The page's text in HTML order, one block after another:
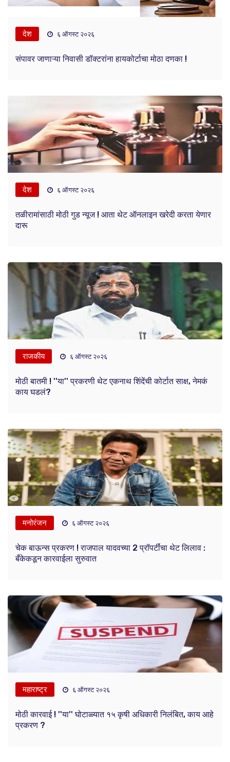
देश ६ ऑगस्ट २०२६
संपावर जाणाऱ्या निवासी डॉक्टरांना हायकोर्टाचा मोठा दणका !
देश ६ ऑगस्ट २०२६
तळीरामांसाठी मोठी गुड न्यूज ! आता थेट ऑनलाइन खरेदी करता येणार
दारू
राजकीय ६ ऑगस्ट २०२६
मोठी बातमी ! ''या'' प्रकरणी थेट एकनाथ शिंदेंची कोर्टात साक्ष, नेमकं
काय घडलं?
मनोरंजन ६ ऑगस्ट २०२६
चेक बाऊन्स प्रकरण ! राजपाल यादवच्या 2 प्रॉपर्टींचा थेट लिलाव :
बँकेकडून कारवाईला सुरुवात
महाराष्ट्र ६ ऑगस्ट २०२६
मोठी कारवाई ! ''या'' घोटाळ्यात १५ कृषी अधिकारी निलंबित, काय आहे
प्रकरण ?